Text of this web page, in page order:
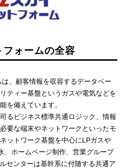
ォームの全容
、顧客情報を収容するデータベー
ティー基盤というガスや電気などを
を備えています。
るビジネス標準共通ロジック、情報
要な端末やネットワークといったモ
ットワーク基盤を中心にLPガスや
、ホームページ制作、営業グループ
センターは基幹系に付随する共通ア